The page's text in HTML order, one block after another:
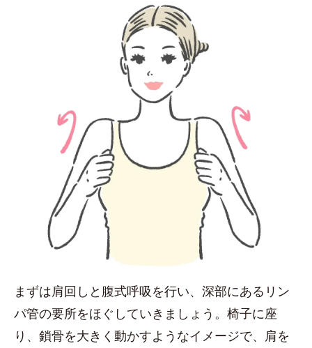
まずは肩回しと腹式呼吸を行い、深部にあるリン
パ管の要所をほぐしていきましょう。椅子に座
り、鎖骨を大きく動かすようなイメージで、肩を